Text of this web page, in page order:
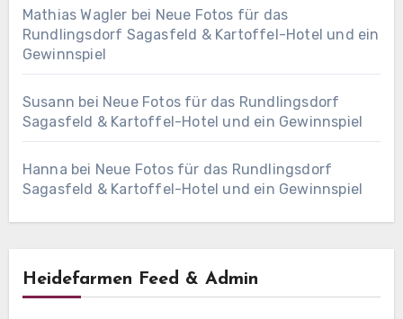
Mathias Wagler bei Neue Fotos für das
Rundlingsdorf Sagasfeld & Kartoffel-Hotel und ein
Gewinnspiel
Susann bei Neue Fotos für das Rundlingsdorf
Sagasfeld & Kartoffel-Hotel und ein Gewinnspiel
Hanna bei Neue Fotos für das Rundlingsdorf
Sagasfeld & Kartoffel-Hotel und ein Gewinnspiel
Heidefarmen Feed & Admin